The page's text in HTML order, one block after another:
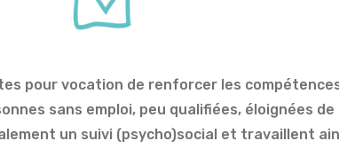
pour vocation de renforcer les
sans emploi, peu qualifiées, éloignées de
un suivi (psycho)social et travaillent